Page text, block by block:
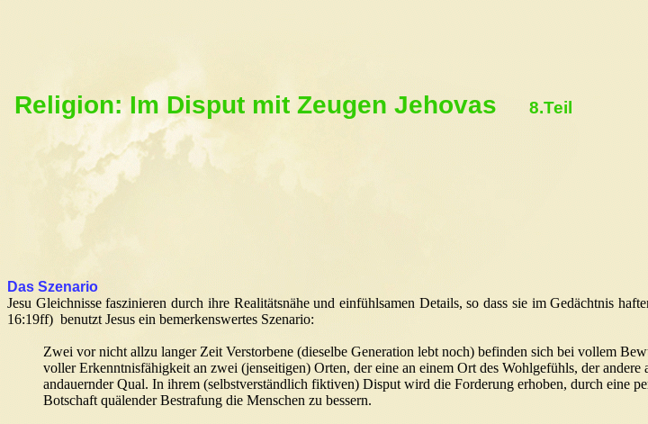
Religion: Im Disput mit Zeugen Jehovas 8.Teil
Das Szenario
Jesu Gleichnisse faszinieren durch ihre Realitätsnähe und einfühlsamen Details, so dass sie im Gedächtnis
16:19ff) benutzt Jesus ein bemerkenswertes Szenario:
Zwei vor nicht allzu langer Zeit Verstorbene (dieselbe Generation lebt noch) befinden sich bei vollem
voller Erkenntnisfähigkeit an zwei (jenseitigen) Orten, der eine an einem Ort des Wohlgefühls, der andere
andauernder Qual. In ihrem (selbstverständlich fiktiven) Disput wird die Forderung erhoben, durch eine
Botschaft quälender Bestrafung die Menschen zu bessern.